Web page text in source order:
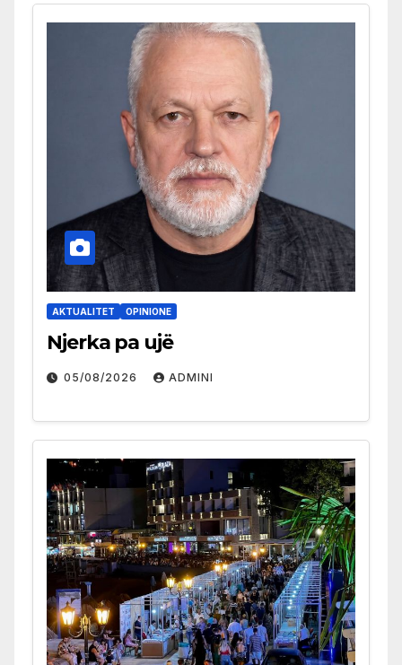
AKTUALITET OPINIONE
Njerka pa ujë
05/08/2026 ADMINI